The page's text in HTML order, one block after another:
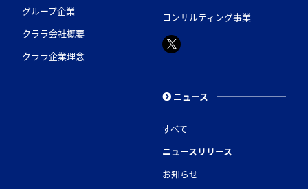
グループ企業
クララ会社概要
クララ企業理念
コンサルティング事業
ニュース
すべて
ニュースリリース
お知らせ